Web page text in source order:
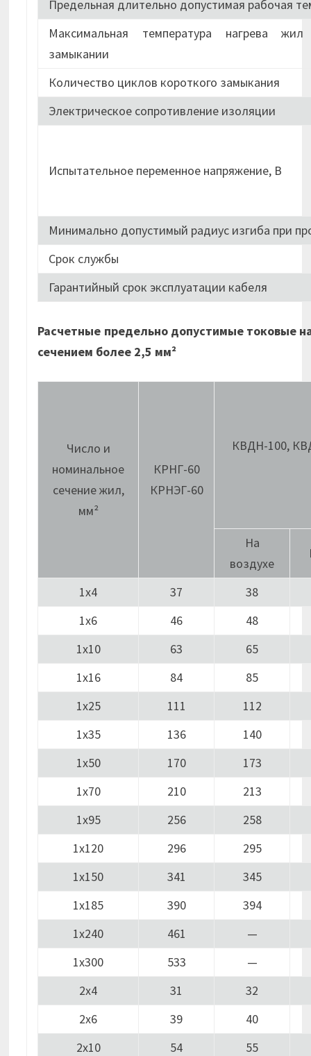
Предельная длительно допустимая рабочая
Максимальная температура нагрева
замыкании
Количество циклов короткого замыкания
Электрическое сопротивление изоляции
Испытательное переменное напряжение, В
Минимально допустимый радиус изгиба при
Срок службы
Гарантийный срок эксплуатации кабеля
Расчетные предельно допустимые токовые
сечением более 2,5 мм²
Число и
номинальное
сечение жил,
мм²
КРНГ-60
КРНЭГ-60
КВДН-100,
На
воздухе
1х4 37
38
1х6
46
48
1х10
63
65
1х16
84
85
1х25
111
112
1х35
136
140
1х50
170
173
1х70
210
213
1х95
256
258
1х120
296
295
1х150
341
345
1х185
390
394
1х240
461
—
1х300
533
—
2х4
31
32
2х6
39
40
2х10
54
55